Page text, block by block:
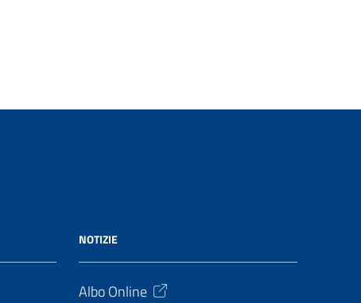
NOTIZIE
Albo Online